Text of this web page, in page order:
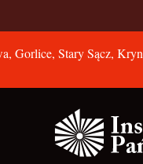
Gorlice, Stary Sącz,